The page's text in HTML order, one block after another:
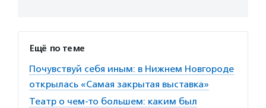
Ещё по теме
Почувствуй себя иным: в Нижнем Новгороде
открылась «Самая закрытая выставка»
Театр о чем-то большем: каким был